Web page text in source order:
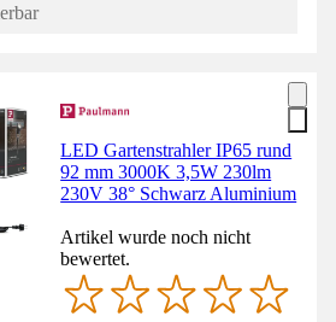
LED Gartenstrahler IP65 rund
92 mm 3000K 3,5W 230lm
230V 38° Schwarz Aluminium
Artikel wurde noch nicht
bewertet.